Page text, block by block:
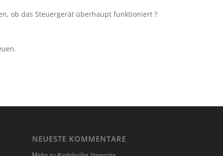
ob das Steuergerät überhaupt funktioniert ?
NEUESTE KOMMENTARE
Mirkozu Kurbelwellen Simmering